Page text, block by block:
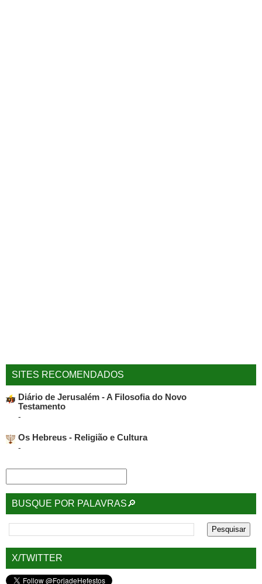
SITES RECOMENDADOS
Diário de Jerusalém - A Filosofia do Novo
Testamento
-
Os Hebreus - Religião e Cultura
-
BUSQUE POR PALAVRAS🔎
X/TWITTER